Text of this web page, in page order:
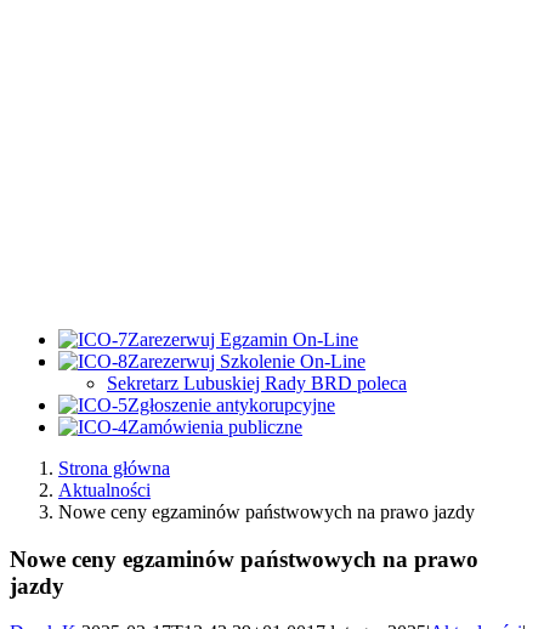
Zarezerwuj Egzamin On-Line
Zarezerwuj Szkolenie On-Line
Sekretarz Lubuskiej Rady BRD poleca
Zgłoszenie antykorupcyjne
Zamówienia publiczne
Strona główna
Aktualności
Nowe ceny egzaminów państwowych na prawo jazdy
Nowe ceny egzaminów państwowych na prawo
jazdy